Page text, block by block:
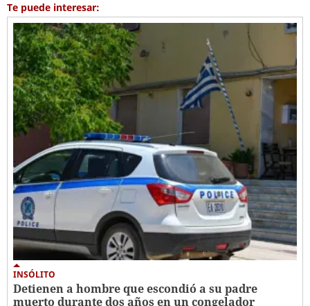
Te puede interesar:
INSÓLITO
Detienen a hombre que escondió a su padre
muerto durante dos años en un congelador